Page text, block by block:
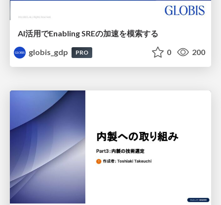
AI活用でEnabling SREの加速を模索する
globis_gdp
PRO 0 200